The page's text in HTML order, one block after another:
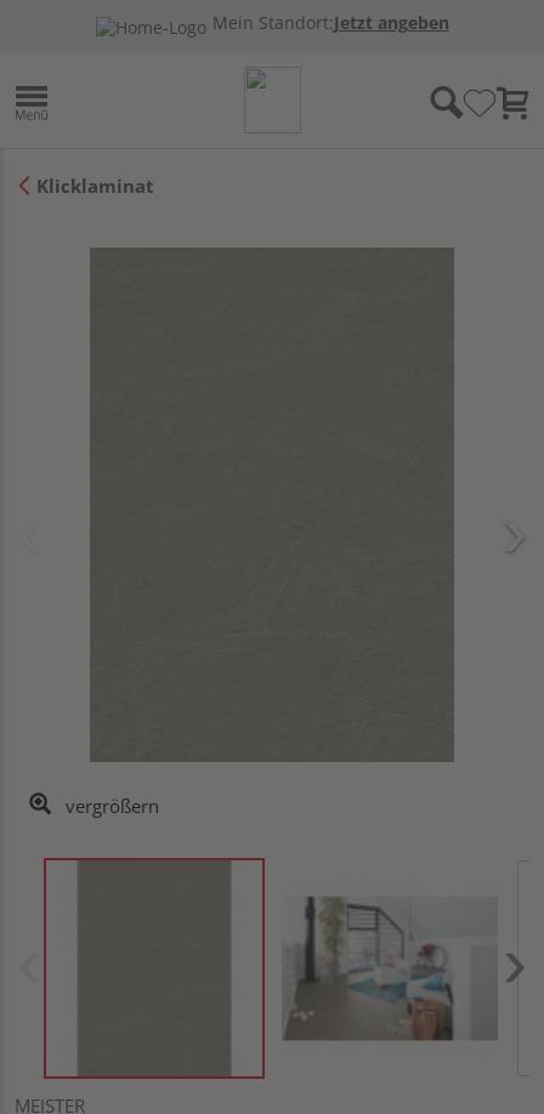
Mein Standort:Jetzt angeben
Klicklaminat
vergrößern
MEISTER